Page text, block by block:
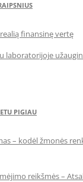
finansinę vertę
laboratorijoje
PIGIAU
– kodėl žmonės
reikšmės –